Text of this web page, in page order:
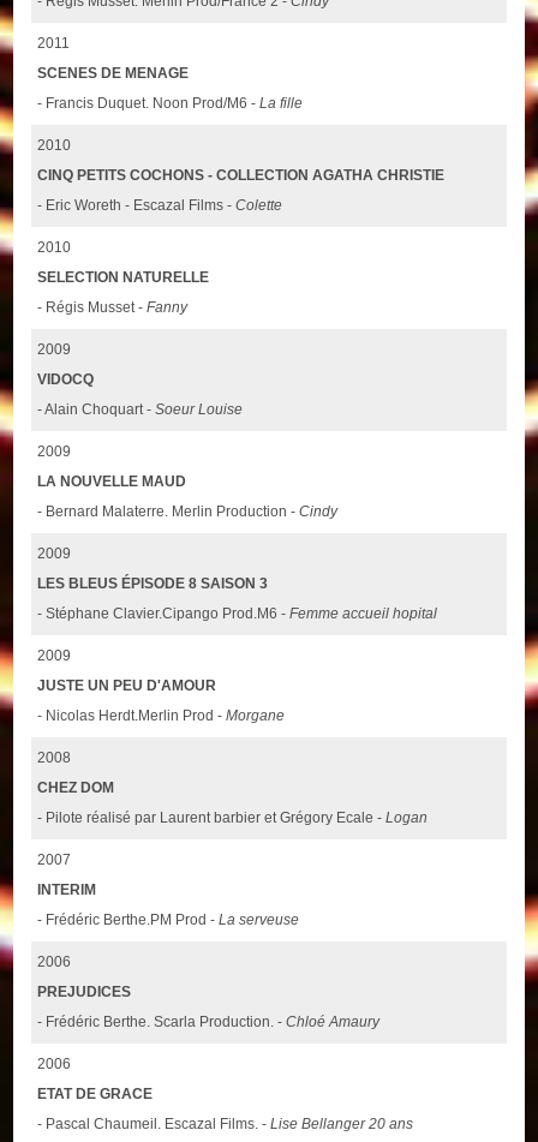
2011
SCENES DE MENAGE
- Francis Duquet. Noon Prod/M6 -La fille
2010
CINQ PETITS COCHONS - COLLECTION AGATHA CHRISTIE
- Eric Woreth - Escazal Films -Colette
2010
SELECTION NATURELLE
- Régis Musset -Fanny
2009
VIDOCQ
- Alain Choquart -Soeur Louise
2009
LA NOUVELLE MAUD
- Bernard Malaterre. Merlin Production -Cindy
2009
LES BLEUS ÉPISODE 8 SAISON 3
- Stéphane Clavier.Cipango Prod.M6 -Femme accueil hopital
2009
JUSTE UN PEU D'AMOUR
- Nicolas Herdt.Merlin Prod -Morgane
2008
CHEZ DOM
- Pilote réalisé par Laurent barbier et Grégory Ecale -Logan
2007
INTERIM
- Frédéric Berthe.PM Prod -La serveuse
2006
PREJUDICES
- Frédéric Berthe. Scarla Production. -Chloé Amaury
2006
ETAT DE GRACE
- Pascal Chaumeil. Escazal Films. -Lise Bellanger 20 ans